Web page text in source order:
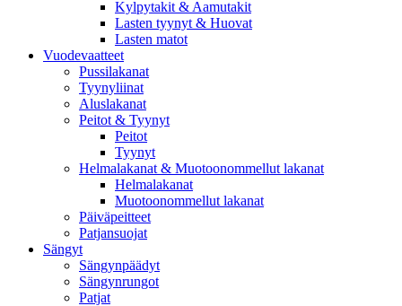
Kylpytakit & Aamutakit
Lasten tyynyt & Huovat
Lasten matot
Vuodevaatteet
Pussilakanat
Tyynyliinat
Aluslakanat
Peitot & Tyynyt
Peitot
Tyynyt
Helmalakanat & Muotoonommellut lakanat
Helmalakanat
Muotoonommellut lakanat
Päiväpeitteet
Patjansuojat
Sängyt
Sängynpäädyt
Sängynrungot
Patjat